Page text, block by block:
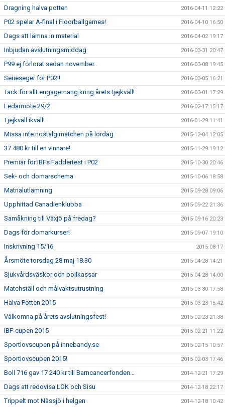
Dragning halva potten 2016-04-11 12:22
P02 spelar A-final i Floorballgames! 2016-04-10 16:50
Dags att lämna in material 2016-04-02 19:17
Inbjudan avslutningsmiddag 2016-03-31 20:47
P99 ej förlorat sedan november.. 2016-03-08 19:45
Serieseger för P02!! 2016-03-05 16:21
Tack för allt engagemang kring årets tjejkväll! 2016-03-01 17:29
Ledarmöte 29/2 2016-02-17 15:17
Tjejkväll ikväll! 2016-01-29 11:41
Missa inte nostalgimatchen på lördag 2015-12-04 12:05
37 480 kr till en vinnare! 2015-11-29 19:12
Premiär för IBFs Faddertest i P02 2015-10-30 20:46
Sek- och domarschema 2015-10-06 18:58
Matrialutlämning 2015-09-28 09:06
Upphittad Canadienklubba 2015-09-22 21:36
Samåkning till Växjö på fredag? 2015-09-16 20:23
Dags för domarkurser! 2015-09-07 19:10
Inskrivning 15/16 2015-08-17
Årsmöte torsdag 28 maj 18.30 2015-04-28 14:21
Sjukvårdsväskor och bollkassar 2015-04-28 14:00
Matchställ och målvaktsutrustning 2015-03-30 17:58
Halva Potten 2015 2015-03-23 15:42
Välkomna på årets avslutningsfest! 2015-02-23 21:38
IBF-cupen 2015 2015-02-21 11:22
Sportlovscupen på innebandy.se 2015-02-15 10:57
Sportlovscupen 2015! 2015-02-03 17:46
Boll 716 gav 17 240 kr till Barncancerfonden… 2014-12-21 17:29
Dags att redovisa LOK och Sisu 2014-12-18 22:17
Trippelt mot Nässjö i helgen 2014-12-18 10:42